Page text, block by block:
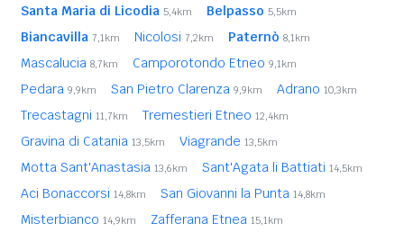
Santa Maria di Licodia 5,4km Belpasso 5,5km
Biancavilla 7,1km Nicolosi 7,2km Paternò 8,1km
Mascalucia 8,7km Camporotondo Etneo 9,1km
Pedara 9,9km San Pietro Clarenza 9,9km Adrano 10,3km
Trecastagni 11,7km Tremestieri Etneo 12,4km
Gravina di Catania 13,5km Viagrande 13,5km
Motta Sant'Anastasia 13,6km Sant'Agata li Battiati 14,5km
Aci Bonaccorsi 14,8km San Giovanni la Punta 14,8km
Misterbianco 14,9km Zafferana Etnea 15,1km